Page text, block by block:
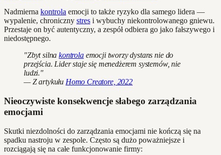
Nadmierna kontrola emocji to także ryzyko dla samego lidera —
wypalenie, chroniczny stres i wybuchy niekontrolowanego gniewu.
Przestaje on być autentyczny, a zespół odbiera go jako fałszywego i
niedostępnego.
"Zbyt silnakontrolaemocji tworzy dystans nie do
przejścia. Lider staje się menedżerem systemów, nie
ludzi."
— Z artykułu Homo Creatore, 2022
Nieoczywiste konsekwencje słabego zarządzania
emocjami
Skutki niezdolności do zarządzania emocjami nie kończą się na
spadku nastroju w zespole. Często są dużo poważniejsze i
rozciągają się na całe funkcjonowanie firmy: